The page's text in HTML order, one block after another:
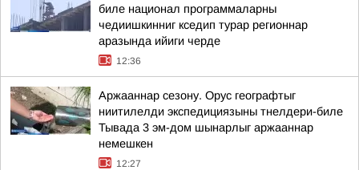
биле национал программаларны
чедиишкинниг кседип турар регионнар
аразында ийиги черде
12:36
Аржааннар сезону. Орус географтыг
ниитилелди экспедициязыны тнелдери-биле
Тывада 3 эм-дом шынарлыг аржааннар
немешкен
12:27